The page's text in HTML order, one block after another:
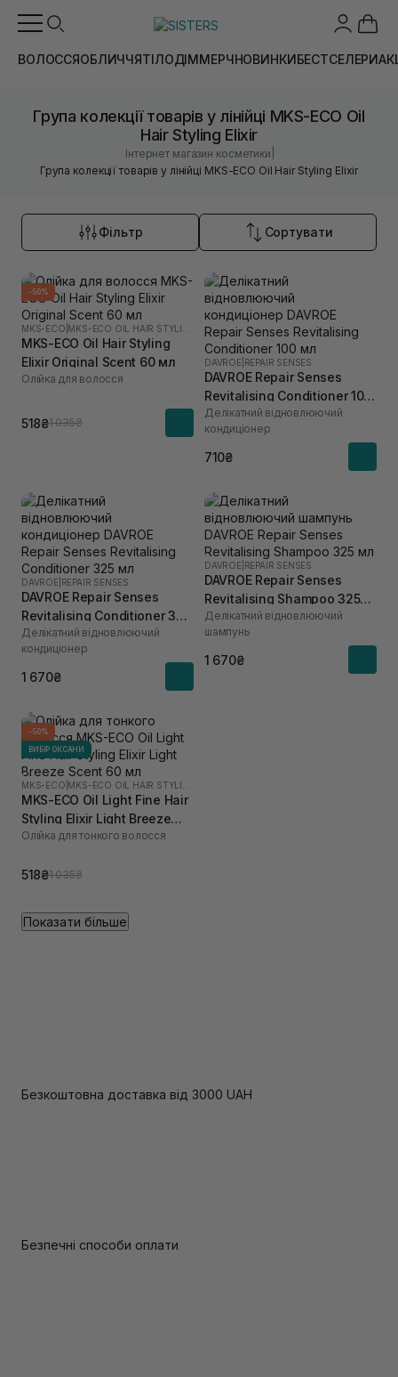
ВОЛОССЯОБЛИЧЧЯТІЛОДІММЕРЧНОВИНКИБЕСТСЕЛЕРИ
Група колекції товарів у лінійці MKS-ECO Oil
Hair Styling Elixir
Інтернет магазин косметики
Група колекції товарів у лінійці MKS-ECO Oil Hair Styling Elixir
Фільтр Сортувати
-50%
MKS-ECO
MKS-ECO Oil Hair Styling
Elixir Original Scent 60 мл
Олійка для волосся
518₴1 035₴
DAVROE REPAIR SENSES
DAVROE Repair Senses
Revitalising Conditioner 100
мл
Делікатний відновлюючий
кондиціонер
710₴
DAVROE REPAIR SENSES
DAVROE Repair Senses
Revitalising Conditioner 325
мл
Делікатний відновлюючий
кондиціонер
1 670₴
DAVROE REPAIR SENSES
DAVROE Repair Senses
Revitalising Shampoo 325
мл
Делікатний відновлюючий
шампунь
1 670₴
-50%
ВИБІР ОКСАНИ
MKS-ECO
MKS-ECO Oil Light Fine Hair
Styling Elixir Light Breeze
Scent 60 мл
Олійка для тонкого волосся
518₴1 035₴
Показати більше
Безкоштовна доставка від 3000 UAH
Безпечні способи оплати